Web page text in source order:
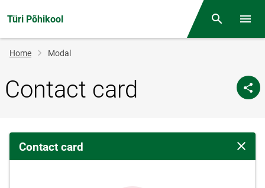
Türi Põhikool Otsing
Breadcrumb
Home Modal
Contact card
Contact card Close